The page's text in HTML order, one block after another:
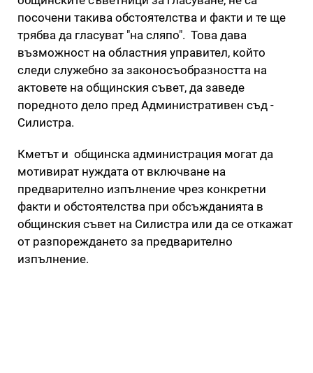
посочени такива обстоятелства и факти и те ще
трябва да гласуват "на сляпо". Това дава
възможност на областния управител, който
следи служебно за законосъобразността на
актовете на общинския съвет, да заведе
поредното дело пред Административен съд -
Силистра.
Кметът и общинска администрация могат да
мотивират нуждата от включване на
предварително изпълнение чрез конкретни
факти и обстоятелства при обсъжданията в
общинския съвет на Силистра или да се откажат
от разпореждането за предварително
изпълнение.